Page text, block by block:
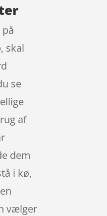
skal
se
af
dem
i kø,
vælger